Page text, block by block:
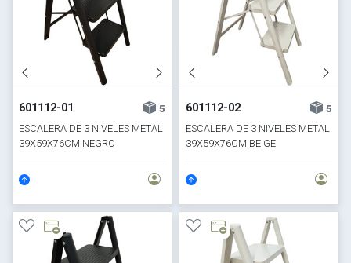
601112-01
5
ESCALERA DE 3 NIVELES METAL
39X59X76CM NEGRO
601112-02
5
ESCALERA DE 3 NIVELES METAL
39X59X76CM BEIGE